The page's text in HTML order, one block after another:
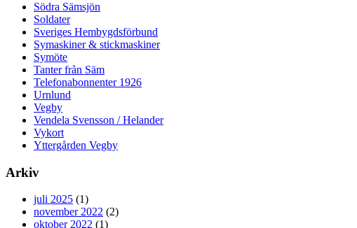
Södra Sämsjön
Soldater
Sveriges Hembygdsförbund
Symaskiner & stickmaskiner
Symöte
Tanter från Säm
Telefonabonnenter 1926
Urnlund
Vegby
Vendela Svensson / Helander
Vykort
Yttergården Vegby
Arkiv
juli 2025 (1)
november 2022 (2)
oktober 2022 (1)